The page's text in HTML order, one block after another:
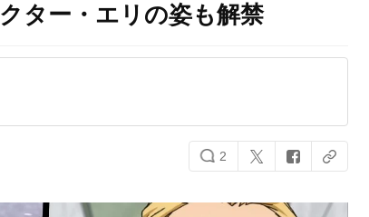
ター・エリの姿も解禁
2